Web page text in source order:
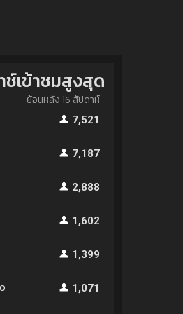
เข้าชมสูงสุด
ย้อนหลัง 16 สัปดาห์
7,521
7,187
2,888
1,602
1,399
1,071